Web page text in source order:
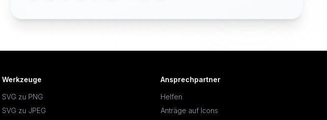
Werkzeuge
SVG zu PNG
SVG zu JPEG
Ansprechpartner
Helfen
Anträge auf Icons